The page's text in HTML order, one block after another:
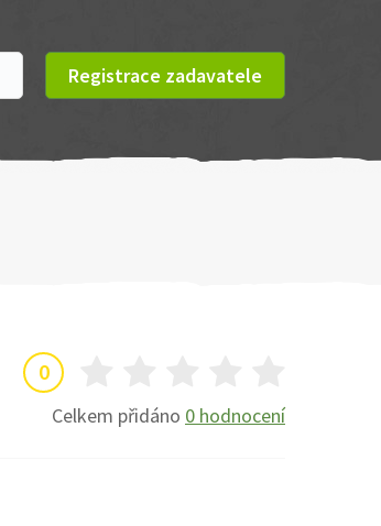
Registrace zadavatele
0
Celkem přidáno 0 hodnocení